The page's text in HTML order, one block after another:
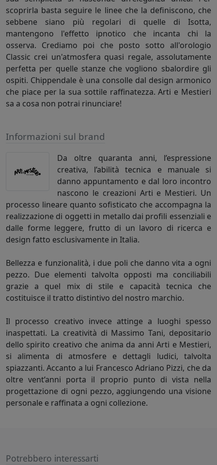
scoprirla basta seguire le linee che la definiscono, che
sebbene siano più regolari di quelle di Isotta,
mantengono l'effetto ipnotico che incanta chi la
osserva. Crediamo poi che posto sotto all'orologio
Classic crei un'atmosfera quasi regale, assolutamente
perfetta per quelle stanze che vogliono sbalordire gli
ospiti. Chippendale è una consolle dal design armonico
che piace per la sua sottile raffinatezza. Arti e Mestieri
sa a cosa non potrai rinunciare!
Informazioni sul brand
Da oltre quaranta anni, l’espressione
creativa, l’abilità tecnica e manuale si
danno appuntamento e dal loro incontro
nascono le creazioni Arti e Mestieri. Un
processo lineare quanto sofisticato che accompagna la
realizzazione di oggetti in metallo dai profili essenziali e
dalle forme leggere, frutto di un lavoro di ricerca e
design fatto esclusivamente in Italia.
Bellezza e funzionalità, i due poli che danno vita a ogni
pezzo. Due elementi talvolta opposti ma conciliabili
grazie a quel mix di stile e capacità tecnica che
costituisce il tratto distintivo del nostro marchio.
Il processo creativo invece attinge a luoghi spesso
inaspettati. La creatività di Massimo Tani, depositario
dello spirito creativo che anima da anni Arti e Mestieri,
si alimenta di atmosfere e dettagli ludici, talvolta
spiazzanti. Accanto a lui Francesco Adriano Pizzi, che da
oltre vent’anni porta il proprio punto di vista nella
progettazione di ogni pezzo, aggiungendo una visione
personale e raffinata a ogni collezione.
Potrebbero interessarti